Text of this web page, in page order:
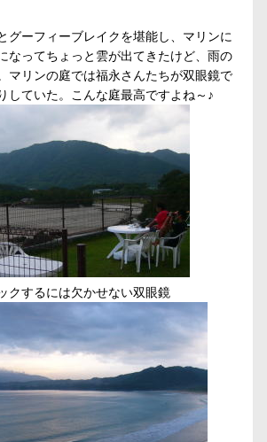
グーフィーブレイクを堪能し、マリンに
なってちょっと雲が出てきたけど、雨の
マリンの庭では福永さんたちが双眼鏡で
していた。こんな庭最高ですよね～♪
クするには欠かせない双眼鏡